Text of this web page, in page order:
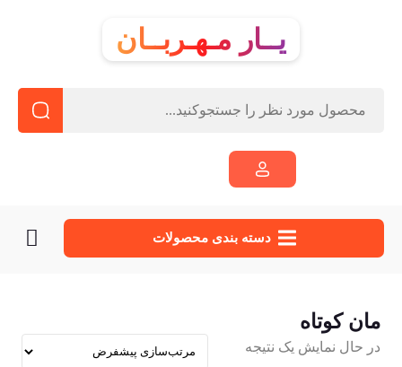
یــار مـهـربــان
دسته‌ بندی محصولات
مان کوتاه
در حال نمایش یک نتیجه